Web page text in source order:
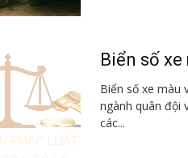
Biển số
Biển số xe màu
ngành quân đội
các...